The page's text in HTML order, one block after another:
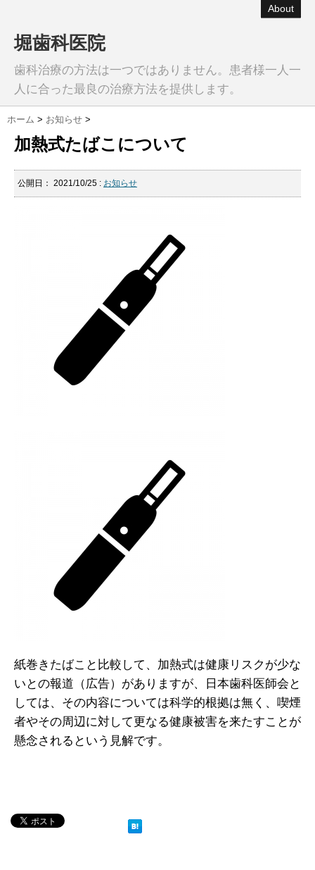
About
堀歯科医院
歯科治療の方法は一つではありません。患者様一人一
人に合った最良の治療方法を提供します。
ホーム > お知らせ >
加熱式たばこについて
公開日： 2021/10/25 : お知らせ
紙巻きたばこと比較して、加熱式は健康リスクが少な
いとの報道（広告）がありますが、日本歯科医師会と
しては、その内容については科学的根拠は無く、喫煙
者やその周辺に対して更なる健康被害を来たすことが
懸念されるという見解です。